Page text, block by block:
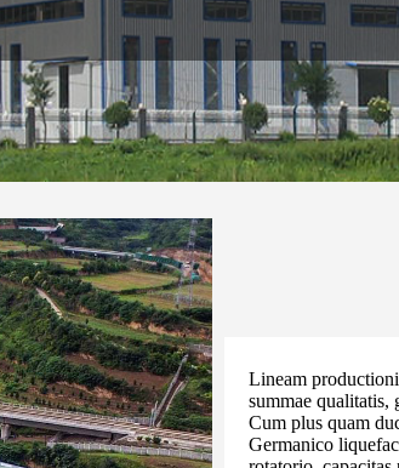
Lineam
summae qualitatis,
Cum plus quam
Germanico